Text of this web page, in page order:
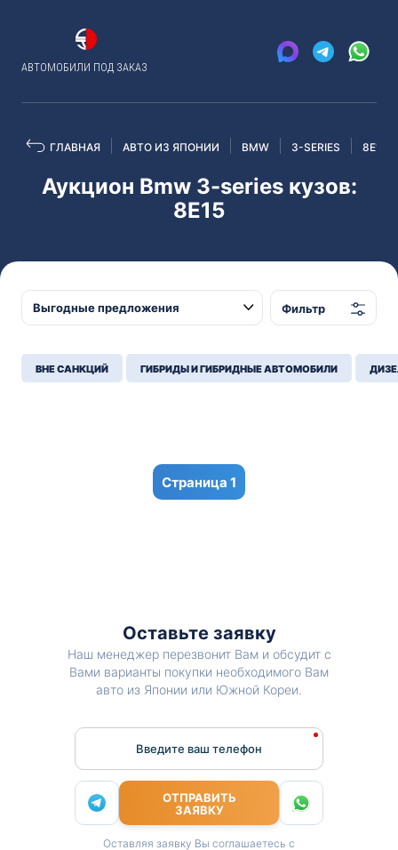
АВТОМОБИЛИ ПОД ЗАКАЗ
ГЛАВНАЯ АВТО ИЗ ЯПОНИИ BMW 3-SERIES 8E15
Аукцион Bmw 3-series кузов:
8E15
Фильтр
ВНЕ САНКЦИЙ ГИБРИДЫ И ГИБРИДНЫЕ АВТОМОБИЛИ
1
Оставьте заявку
Наш менеджер перезвонит Вам и обсудит с
Вами варианты покупки необходимого Вам
авто из Японии или Южной Кореи.
Введите ваш телефон
ОТПРАВИТЬ
ЗАЯВКУ
Оставляя заявку Вы соглашаетесь с